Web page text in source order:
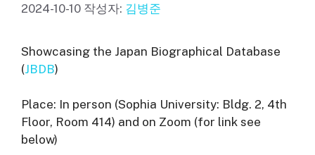
2024-10-10 작성자: 김병준
Showcasing the Japan Biographical Database
(JBDB)
Place: In person (Sophia University: Bldg. 2, 4th
Floor, Room 414) and on Zoom (for link see
below)